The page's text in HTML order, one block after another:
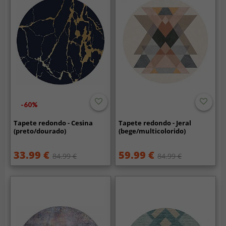
-60%
Tapete redondo - Cesina
(preto/dourado)
33.99 € 84.99 €
Tapete redondo - Jeral
(bege/multicolorido)
59.99 € 84.99 €